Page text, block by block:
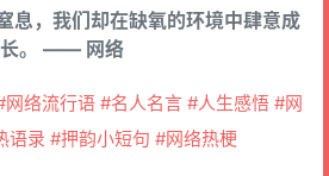
息，我们却在缺氧的环境中肆意成
长。 —— 网络
络流行语 #名人名言 #人生感悟 #网
语录 #押韵小短句 #网络热梗